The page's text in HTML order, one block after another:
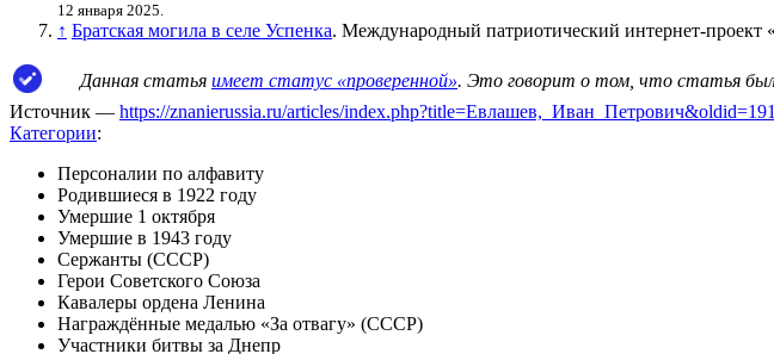
12 января 2025.
↑ Братская могила в селе Успенка. Международный патриотический интернет-проект
Данная статья имеет статус «проверенной». Это говорит о том, что статья
Источник — https://znanierussia.ru/articles/
Категории:
Персоналии по алфавиту
Родившиеся в 1922 году
Умершие 1 октября
Умершие в 1943 году
Сержанты (СССР)
Герои Советского Союза
Кавалеры ордена Ленина
Награждённые медалью «За отвагу» (СССР)
Участники битвы за Днепр